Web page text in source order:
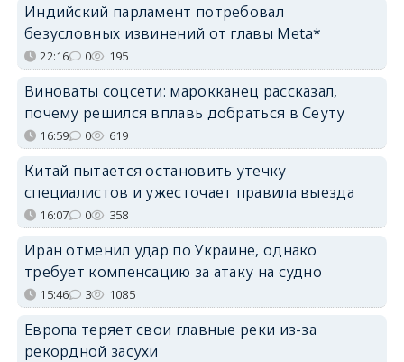
Индийский парламент потребовал
безусловных извинений от главы Meta*
22:16 0 195
Виноваты соцсети: марокканец рассказал,
почему решился вплавь добраться в Сеуту
16:59 0 619
Китай пытается остановить утечку
специалистов и ужесточает правила выезда
16:07 0 358
Иран отменил удар по Украине, однако
требует компенсацию за атаку на судно
15:46 3 1085
Европа теряет свои главные реки из-за
рекордной засухи